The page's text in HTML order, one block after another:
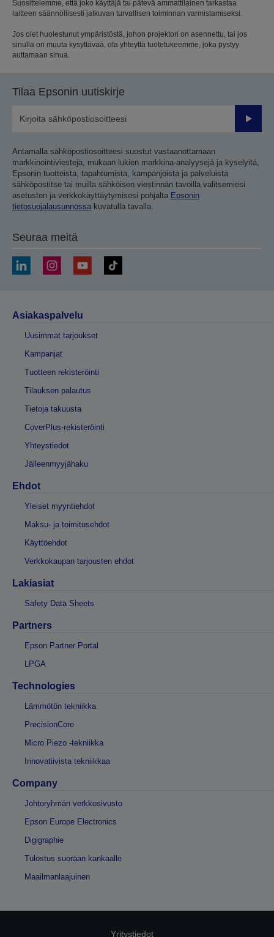
Suosittelemme, että joko käyttäjä tai pätevä ammattilainen tarkastaa
laitteen säännöllisesti jatkuvan turvallisen toiminnan varmistamiseksi.
Jos olet huolestunut ympäristöstä, johon projektori on asennettu, tai jos
sinulla on muuta kysyttävää, ota yhteyttä tuotetukeemme, joka pystyy
auttamaan sinua.
Tilaa Epsonin uutiskirje
Lähetä
Antamalla sähköpostiosoitteesi suostut vastaanottamaan
markkinointiviestejä, mukaan lukien markkina-analyysejä ja kyselyitä,
Epsonin tuotteista, tapahtumista, kampanjoista ja palveluista
sähköpostitse tai muilla sähköisen viestinnän tavoilla valitsemiesi
asetusten ja verkkokäyttäytymisesi pohjalta Epsonin
tietosuojalausunnossa kuvatulla tavalla.
Seuraa meitä
Asiakaspalvelu
Uusimmat tarjoukset
Kampanjat
Tuotteen rekisteröinti
Tilauksen palautus
Tietoja takuusta
CoverPlus-rekisteröinti
Yhteystiedot
Jälleenmyyjähaku
Ehdot
Yleiset myyntiehdot
Maksu- ja toimitusehdot
Käyttöehdot
Verkkokaupan tarjousten ehdot
Lakiasiat
Safety Data Sheets
Partners
Epson Partner Portal
LPGA
Technologies
Lämmötön tekniikka
PrecisionCore
Micro Piezo -tekniikka
Innovatiivista tekniikkaa
Company
Johtoryhmän verkkosivusto
Epson Europe Electronics
Digigraphie
Tulostus suoraan kankaalle
Maailmanlaajuinen
Yritystiedot